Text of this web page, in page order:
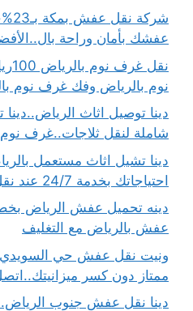
عفشك بأمان وراحة بال..الأفضل
نوم بالرياض وفك غرف نوم
دينا توصيل اثاث
شاملة لنقل ثلاجات..غرف
احتياجاتك بخدمة 24/7 عند نقل الأثاث
عفش بالرياض مع التغليف
ممتاز دون كسر ميزانيتك..اتصل
دينا نقل عفش جنوب